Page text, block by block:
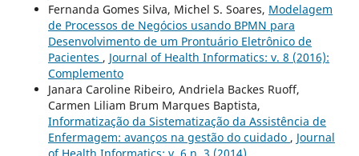
Fernanda Gomes Silva, Michel S. Soares, Modelagem
de Processos de Negócios usando BPMN para
Desenvolvimento de um Prontuário Eletrônico de
Pacientes , Journal of Health Informatics: v. 8 (2016):
Complemento
Janara Caroline Ribeiro, Andriela Backes Ruoff,
Carmen Liliam Brum Marques Baptista,
Informatização da Sistematização da Assistência de
Enfermagem: avanços na gestão do cuidado , Journal